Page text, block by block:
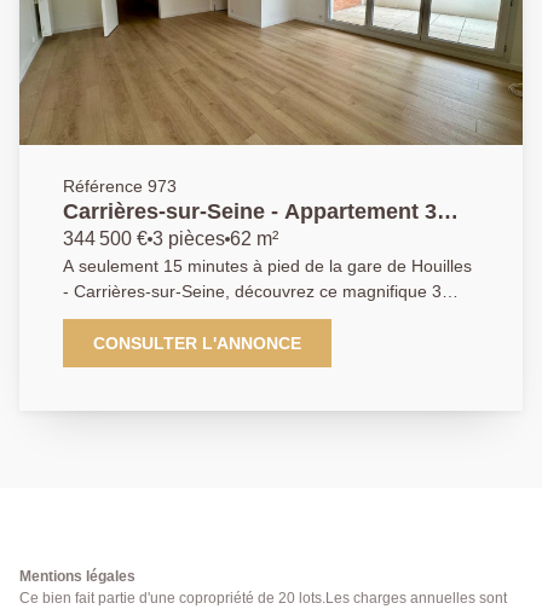
Référence 973
Carrières-sur-Seine - Appartement 3
pièces avec grande terra
344 500 € 3 pièces 62 m²
A seulement 15 minutes à pied de la gare de Houilles
- Carrières-sur-Seine, découvrez ce magnifique 3
pièces d'envrion 62 m2, situé en rez-de-chaussée
surélevé au sein d'une résidence de standing
construite en 2001. Dès l'entrée, vous serez séduits
agencement fonctionnel. L'appartement se compose
ainsi qu'une salle d'eau et des wc indépendants. Côté
prestations, auncun travaux à prévoir : ballon d'eau
CONSULTER L'ANNONCE
Mentions légales
Ce bien fait partie d'une copropriété de 20 lots.Les charges annuelles sont